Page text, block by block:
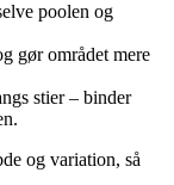
poolen og
gør området mere
stier – binder
og variation, så